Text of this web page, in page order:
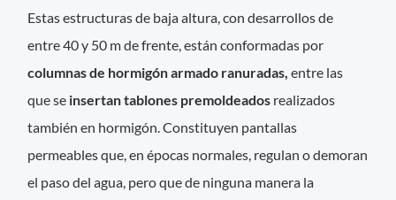
Estas estructuras de baja altura, con desarrollos de
entre 40 y 50 m de frente, están conformadas por
columnas de hormigón armado ranuradas, entre las
que se insertan tablones premoldeados realizados
también en hormigón. Constituyen pantallas
permeables que, en épocas normales, regulan o demoran
el paso del agua, pero que de ninguna manera la